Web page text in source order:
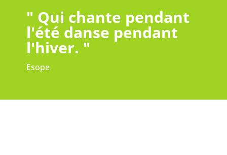
" Qui chante pendant
l'été danse pendant
l'hiver. "
Esope